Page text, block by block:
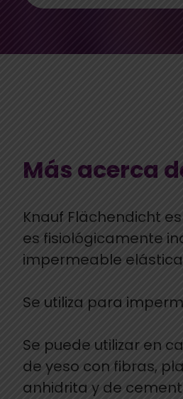
Más acerca
Knauf Flächendicht
es fisiológicamente
impermeable
Se utiliza para
Se puede utilizar en
de yeso con fibras,
anhidrita y de